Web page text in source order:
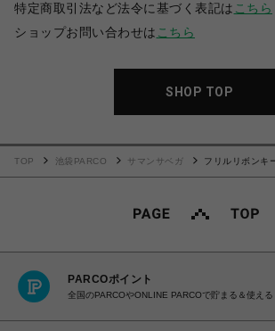
特定商取引法など法令に基づく表記は こちら
ショップお問い合わせは こちら
SHOP TOP
TOP 池袋PARCO サマンサベガ フリルリボンキ
PARCOポイント
全国のPARCOやONLINE PARCOで貯まる＆使える